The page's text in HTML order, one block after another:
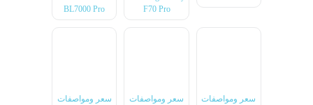
F70 Pro
BL7000 Pro
سعر ومواصفات
سعر ومواصفات
سعر ومواصفات